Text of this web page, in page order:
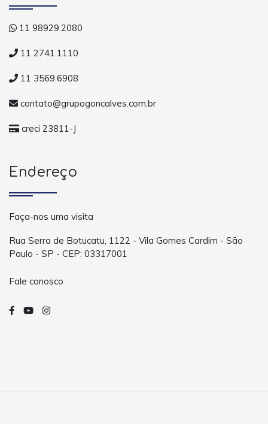
11 98929.2080
11 2741.1110
11 3569.6908
contato@grupogoncalves.com.br
creci 23811-J
Endereço
Faça-nos uma visita
Rua Serra de Botucatu, 1122 - Vila Gomes Cardim - São
Paulo - SP - CEP: 03317001
Fale conosco